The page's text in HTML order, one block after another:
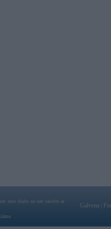
auto klubs un nav saistīts ar
Galvena